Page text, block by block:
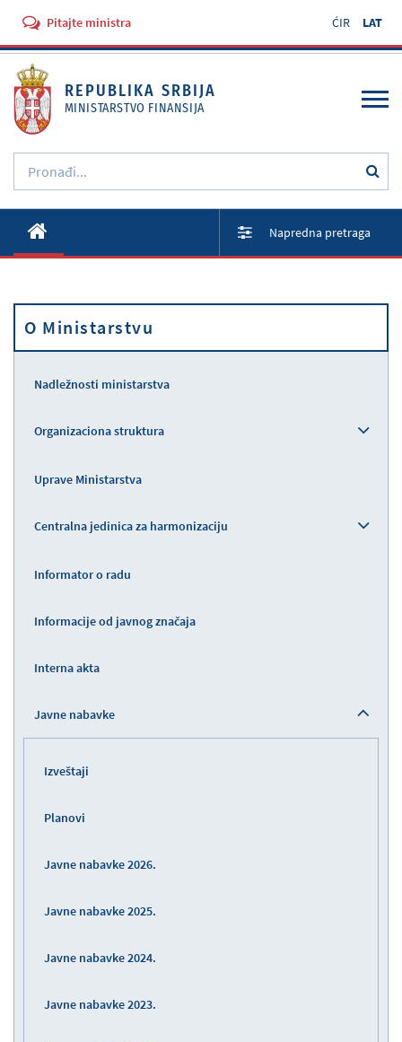
Pitajte ministra ĆIR LAT
REPUBLIKA SRBIJA
MINISTARSTVO FINANSIJA
Aktivnosti
Propisi
Napredna pretraga
O Ministarstvu
Nadležnosti ministarstva
Organizaciona struktura
Uprave Ministarstva
Centralna jedinica za harmonizaciju
Informator o radu
Informacije od javnog značaja
Interna akta
Javne nabavke
Izveštaji
Planovi
Javne nabavke 2026.
Javne nabavke 2025.
Javne nabavke 2024.
Javne nabavke 2023.